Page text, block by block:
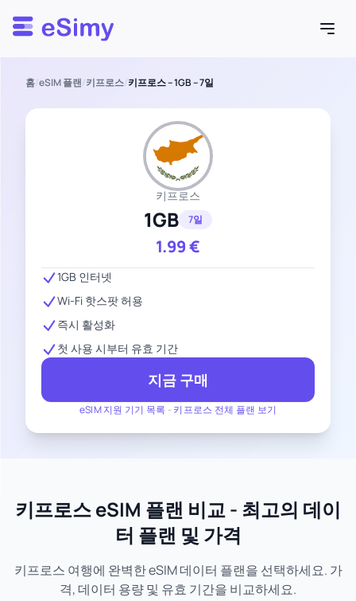
Esimy
홈/eSIM 플랜/키프로스/키프로스 – 1GB – 7일
키프로스
1GB 7일
1.99€
eSIM 지원 기기 목록 - 키프로스 전체 플랜 보기
1GB 인터넷
Wi-Fi 핫스팟 허용
즉시 활성화
첫 사용 시부터 유효 기간
지금 구매
키프로스 eSIM 플랜 비교 - 최고의 데이
터 플랜 및 가격
키프로스 여행에 완벽한 eSIM 데이터 플랜을 선택하세요. 가
격, 데이터 용량 및 유효 기간을 비교하세요.